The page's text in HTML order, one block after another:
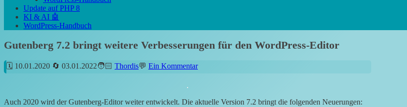
Update auf PHP 8
KI & AI 🤖
WordPress-Handbuch
Gutenberg 7.2 bringt weitere Verbesserungen für den WordPress-Editor
10.01.2020 03.01.2022 Thordis Ein Kommentar
Auch 2020 wird der Gutenberg-Editor weiter entwickelt. Die aktuelle Version 7.2 bringt die folgenden Neuerungen: